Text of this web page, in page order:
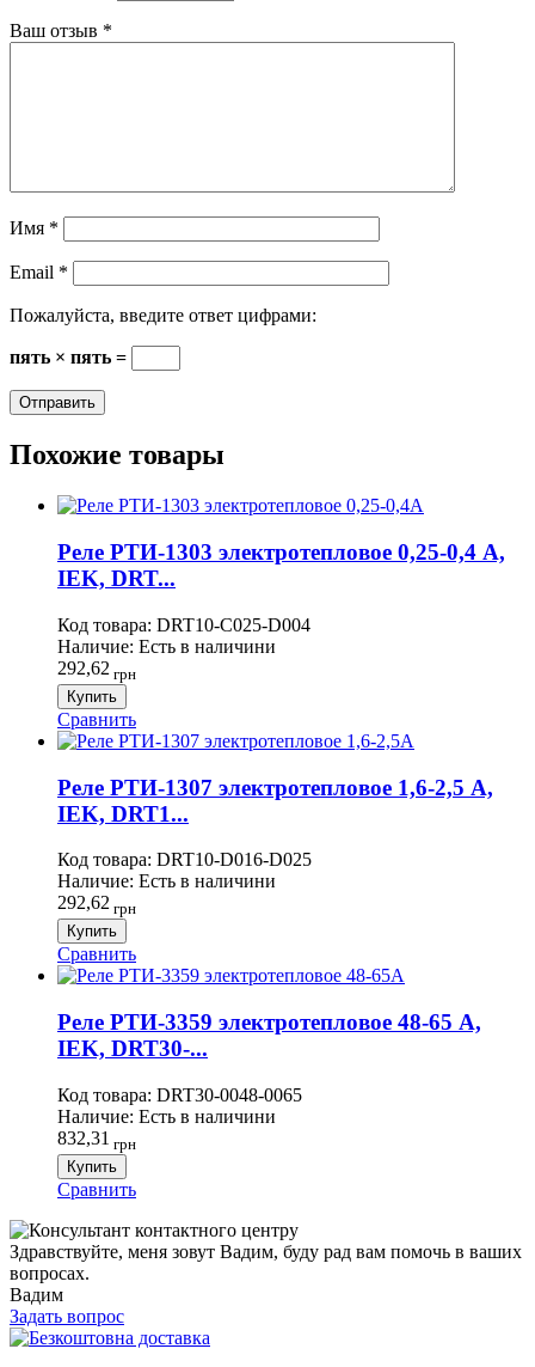
Ваш отзыв *
Имя *
Email *
Пожалуйста, введите ответ цифрами:
пять × пять =
Похожие товары
Реле РТИ-1303 электротепловое 0,25-0,4 А,
IEK, DRT...
Код товара: DRT10-C025-D004
Наличие: Есть в наличини
292,62 грн
Купить
Сравнить
Реле РТИ-1307 электротепловое 1,6-2,5 А,
IEK, DRT1...
Код товара: DRT10-D016-D025
Наличие: Есть в наличини
292,62 грн
Купить
Сравнить
Реле РТИ-3359 электротепловое 48-65 А,
IEK, DRT30-...
Код товара: DRT30-0048-0065
Наличие: Есть в наличини
832,31 грн
Купить
Сравнить
Здравствуйте, меня зовут Вадим, буду рад вам помочь в ваших
вопросах.
Вадим
Задать вопрос